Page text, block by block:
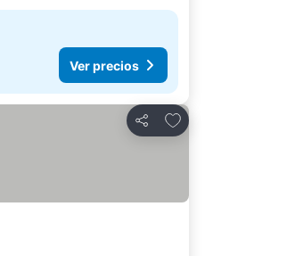
Ver precios
Compartir
Agregar a favoritos